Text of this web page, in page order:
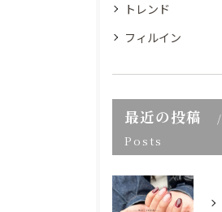
トレンド
フィルイン
最近の投稿
Posts